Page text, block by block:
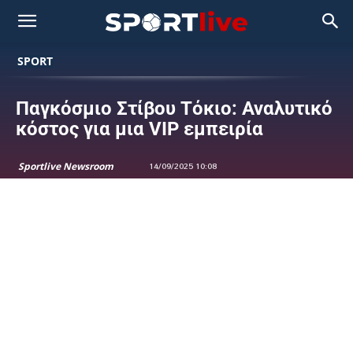
SPORT
Παγκόσμιο Στίβου Τόκιο: Αναλυτικό
κόστος για μια VIP εμπειρία
Sportlive Newsroom 14/09/2025 10:08